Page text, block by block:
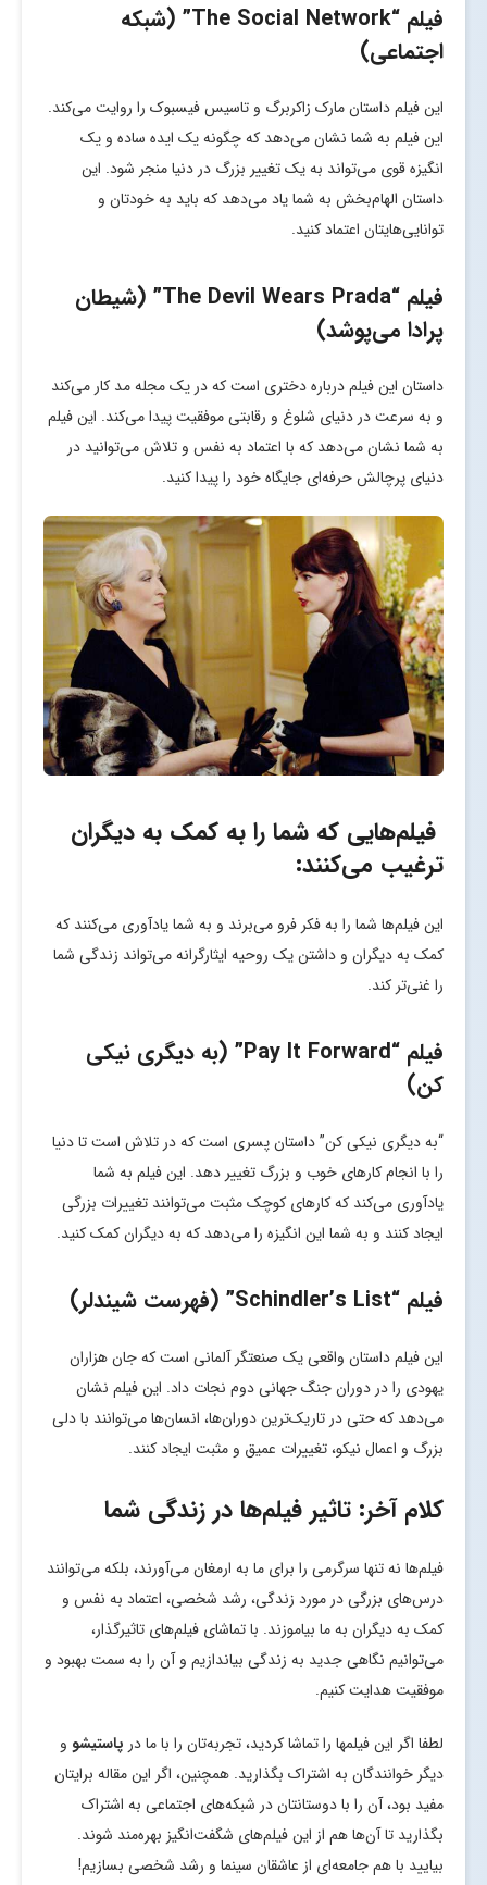
فیلم “The Social Network” (شبکه
اجتماعی)
این فیلم داستان مارک زاکربرگ و تاسیس فیسبوک را روایت می‌کند.
این فیلم به شما نشان می‌دهد که چگونه یک ایده ساده و یک
انگیزه قوی می‌تواند به یک تغییر بزرگ در دنیا منجر شود. این
داستان الهام‌بخش به شما یاد می‌دهد که باید به خودتان و
توانایی‌هایتان اعتماد کنید.
فیلم “The Devil Wears Prada” (شیطان
پرادا می‌پوشد)
داستان این فیلم درباره دختری است که در یک مجله مد کار می‌کند
و به سرعت در دنیای شلوغ و رقابتی موفقیت پیدا می‌کند. این فیلم
به شما نشان می‌دهد که با اعتماد به نفس و تلاش می‌توانید در
دنیای پرچالش حرفه‌ای جایگاه خود را پیدا کنید.
فیلم‌هایی که شما را به کمک به دیگران
ترغیب می‌کنند:
این فیلم‌ها شما را به فکر فرو می‌برند و به شما یادآوری می‌کنند که
کمک به دیگران و داشتن یک روحیه ایثارگرانه می‌تواند زندگی شما
را غنی‌تر کند.
فیلم “Pay It Forward” (به دیگری نیکی
کن)
“به دیگری نیکی کن” داستان پسری است که در تلاش است تا دنیا
را با انجام کارهای خوب و بزرگ تغییر دهد. این فیلم به شما
یادآوری می‌کند که کارهای کوچک مثبت می‌توانند تغییرات بزرگی
ایجاد کنند و به شما این انگیزه را می‌دهد که به دیگران کمک کنید.
فیلم “Schindler’s List” (فهرست شیندلر)
این فیلم داستان واقعی یک صنعتگر آلمانی است که جان هزاران
یهودی را در دوران جنگ جهانی دوم نجات داد. این فیلم نشان
می‌دهد که حتی در تاریک‌ترین دوران‌ها، انسان‌ها می‌توانند با دلی
بزرگ و اعمال نیکو، تغییرات عمیق و مثبت ایجاد کنند.
کلام آخر: تاثیر فیلم‌ها در زندگی شما
فیلم‌ها نه تنها سرگرمی را برای ما به ارمغان می‌آورند، بلکه می‌توانند
درس‌های بزرگی در مورد زندگی، رشد شخصی، اعتماد به نفس و
کمک به دیگران به ما بیاموزند. با تماشای فیلم‌های تاثیرگذار،
می‌توانیم نگاهی جدید به زندگی بیاندازیم و آن را به سمت بهبود و
موفقیت هدایت کنیم.
لطفا اگر این فیلمها را تماشا کردید، تجربه‌تان را با ما در پاستیشو و
دیگر خوانندگان به اشتراک بگذارید. همچنین، اگر این مقاله برایتان
مفید بود، آن را با دوستانتان در شبکه‌های اجتماعی به اشتراک
بگذارید تا آن‌ها هم از این فیلم‌های شگفت‌انگیز بهره‌مند شوند.
بیایید با هم جامعه‌ای از عاشقان سینما و رشد شخصی بسازیم!